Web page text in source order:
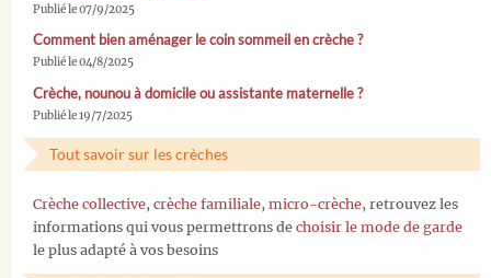
Publié le 07/9/2025
Comment bien aménager le coin sommeil en crèche ?
Publié le 04/8/2025
Crèche, nounou à domicile ou assistante maternelle ?
Publié le 19/7/2025
Tout savoir sur les crèches
Crèche collective, crèche familiale, micro-crèche, retrouvez les
informations qui vous permettrons de choisir le mode de garde
le plus adapté à vos besoins